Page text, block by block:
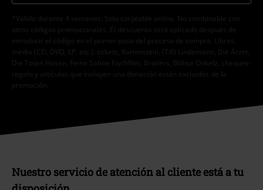
otros códigos promocionales. El descuento será aplicado después de
introducir el código en el primer paso del proceso de compra. Libros,
media (CD, DVD, LP, etc.), tickets, Rammstein, (Till) Lindemann, Die Ärzte,
Die Toten Hosen, Feine Sahne Fischfilet, Broilers, Böhse Onkelz, cheques-
regalo y artículos que incluyen una donación están excluidos de la
promoción.
Nuestro servicio de atención al cliente está a tu
disposición